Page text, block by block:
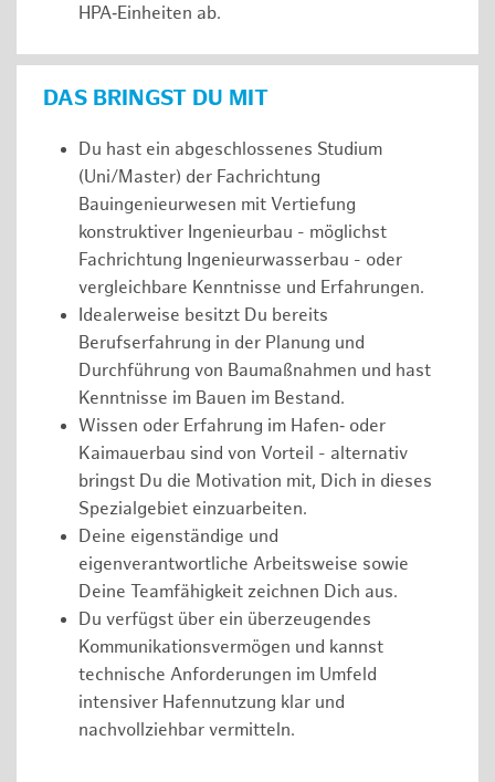
HPA‑Einheiten ab.
DAS BRINGST DU MIT
Du hast ein abgeschlossenes Studium
(Uni/Master) der Fachrichtung
Bauingenieurwesen mit Vertiefung
konstruktiver Ingenieurbau - möglichst
Fachrichtung Ingenieurwasserbau - oder
vergleichbare Kenntnisse und Erfahrungen.
Idealerweise besitzt Du bereits
Berufserfahrung in der Planung und
Durchführung von Baumaßnahmen und hast
Kenntnisse im Bauen im Bestand.
Wissen oder Erfahrung im Hafen‑ oder
Kaimauerbau sind von Vorteil - alternativ
bringst Du die Motivation mit, Dich in dieses
Spezialgebiet einzuarbeiten.
Deine eigenständige und
eigenverantwortliche Arbeitsweise sowie
Deine Teamfähigkeit zeichnen Dich aus.
Du verfügst über ein überzeugendes
Kommunikationsvermögen und kannst
technische Anforderungen im Umfeld
intensiver Hafennutzung klar und
nachvollziehbar vermitteln.